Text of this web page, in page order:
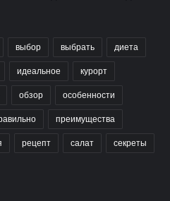
выбор выбрать диета
идеальное курорт
обзор особенности
преимущества
рецепт салат секреты